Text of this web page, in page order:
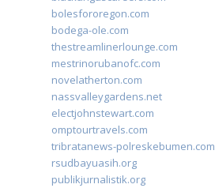
bolesfororegon.com
bodega-ole.com
thestreamlinerlounge.com
mestrinorubanofc.com
novelatherton.com
nassvalleygardens.net
electjohnstewart.com
omptourtravels.com
tribratanews-polreskebumen.com
rsudbayuasih.org
publikjurnalistik.org